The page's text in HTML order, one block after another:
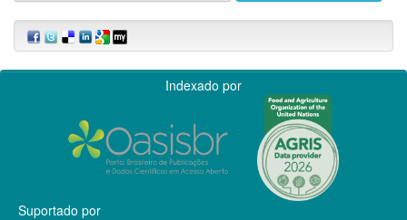
Indexado por
Suportado por